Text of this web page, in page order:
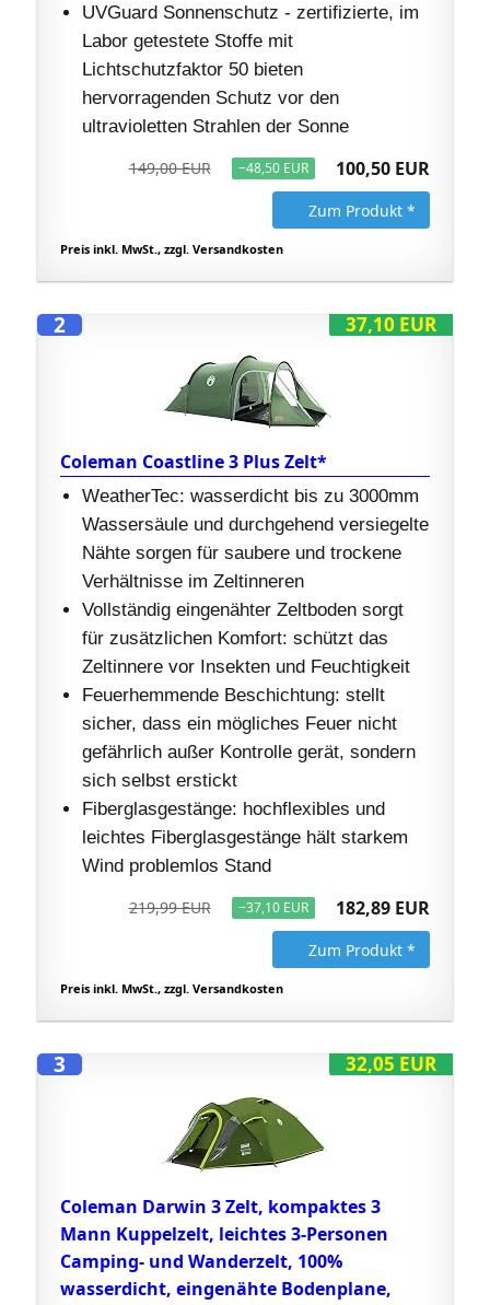
UVGuard Sonnenschutz - zertifizierte, im
Labor getestete Stoffe mit
Lichtschutzfaktor 50 bieten
hervorragenden Schutz vor den
ultravioletten Strahlen der Sonne
149,00 EUR −48,50 EUR 100,50 EUR
Zum Produkt *
Preis inkl. MwSt., zzgl. Versandkosten
37,10 EUR
2
Coleman Coastline 3 Plus Zelt*
WeatherTec: wasserdicht bis zu 3000mm
Wassersäule und durchgehend versiegelte
Nähte sorgen für saubere und trockene
Verhältnisse im Zeltinneren
Vollständig eingenähter Zeltboden sorgt
für zusätzlichen Komfort: schützt das
Zeltinnere vor Insekten und Feuchtigkeit
Feuerhemmende Beschichtung: stellt
sicher, dass ein mögliches Feuer nicht
gefährlich außer Kontrolle gerät, sondern
sich selbst erstickt
Fiberglasgestänge: hochflexibles und
leichtes Fiberglasgestänge hält starkem
Wind problemlos Stand
219,99 EUR −37,10 EUR 182,89 EUR
Zum Produkt *
Preis inkl. MwSt., zzgl. Versandkosten
32,05 EUR
3
Coleman Darwin 3 Zelt, kompaktes 3
Mann Kuppelzelt, leichtes 3-Personen
Camping- und Wanderzelt, 100%
wasserdicht, eingenähte Bodenplane,